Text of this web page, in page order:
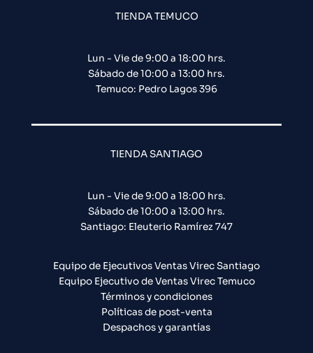
TIENDA TEMUCO
Lun - Vie de 9:00 a 18:00 hrs.
Sábado de 10:00 a 13:00 hrs.
Temuco: Pedro Lagos 396
TIENDA SANTIAGO
Lun - Vie de 9:00 a 18:00 hrs.
Sábado de 10:00 a 13:00 hrs.
Santiago: Eleuterio Ramírez 747​
Equipo de Ejecutivos Ventas Virec Santiago
Equipo Ejecutivo de Ventas Virec Temuco
Términos y condiciones
Políticas de post-venta
Despachos y garantías